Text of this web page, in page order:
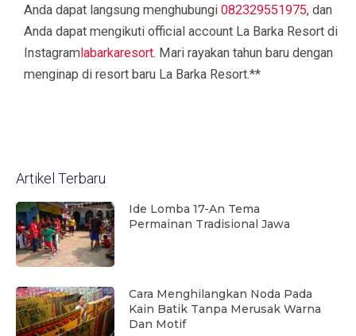
Anda dapat langsung menghubungi 082329551975, dan
Anda dapat mengikuti official account La Barka Resort di
Instagram labarkaresort. Mari rayakan tahun baru dengan
menginap di resort baru La Barka Resort.**
Artikel Terbaru
Ide Lomba 17-An Tema
Permainan Tradisional Jawa
Cara Menghilangkan Noda Pada
Kain Batik Tanpa Merusak Warna
Dan Motif